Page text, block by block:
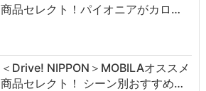
商品セレクト！パイオニアがカロ…
＜Drive! NIPPON＞MOBILAオススメ
商品セレクト！ シーン別おすすめ…